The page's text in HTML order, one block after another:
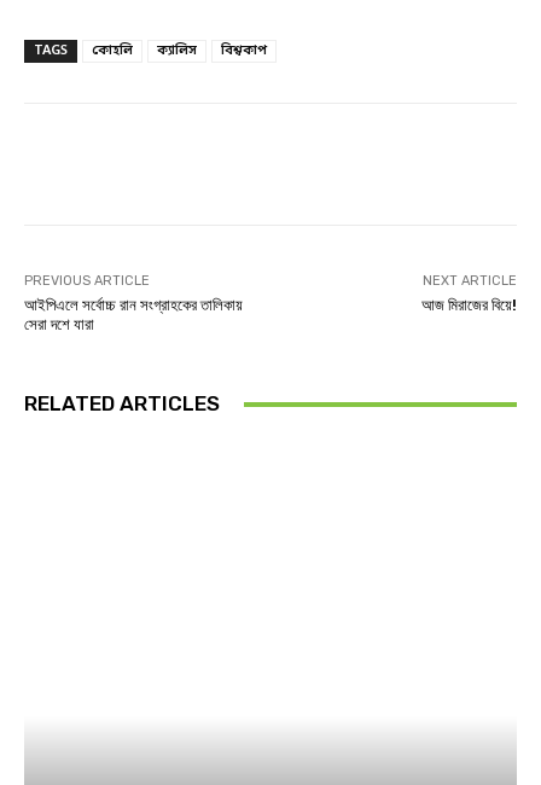
TAGS কোহলি ক্যালিস বিশ্বকাপ
PREVIOUS ARTICLE
আইপিএলে সর্বোচ্চ রান সংগ্রাহকের তালিকায়
সেরা দশে যারা
NEXT ARTICLE
আজ মিরাজের বিয়ে!
RELATED ARTICLES